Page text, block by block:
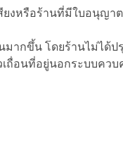
งหรือร้านที่มีใบอนุญาต
ากขึ้น โดยร้านไม่ได้ป
เถื่อนที่อยู่นอกระบบควบ